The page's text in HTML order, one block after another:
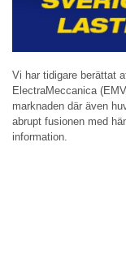
Vi har tidigare berättat
ElectraMeccanica
marknaden där även
abrupt fusionen med
information.